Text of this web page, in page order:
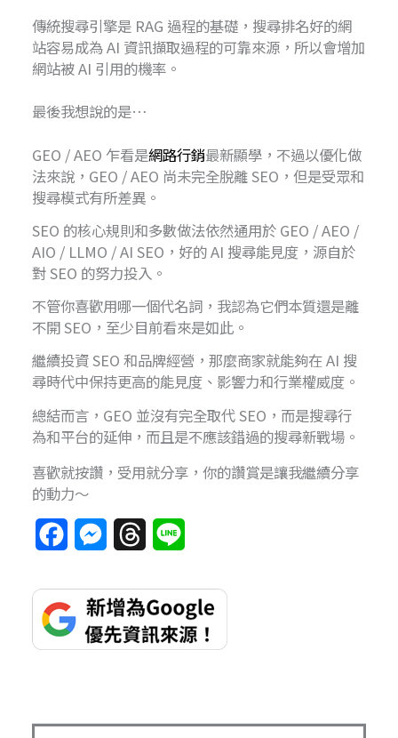
傳統搜尋引擎是 RAG 過程的基礎，搜尋排名好的網
站容易成為 AI 資訊擷取過程的可靠來源，所以會增加
網站被 AI 引用的機率。
最後我想說的是…
GEO / AEO 乍看是網路行銷最新顯學，不過以優化做
法來說，GEO / AEO 尚未完全脫離 SEO，但是受眾和
搜尋模式有所差異。
SEO 的核心規則和多數做法依然通用於 GEO / AEO /
AIO / LLMO / AI SEO，好的 AI 搜尋能見度，源自於
對 SEO 的努力投入。
不管你喜歡用哪一個代名詞，我認為它們本質還是離
不開 SEO，至少目前看來是如此。
繼續投資 SEO 和品牌經營，那麼商家就能夠在 AI 搜
尋時代中保持更高的能見度、影響力和行業權威度。
總結而言，GEO 並沒有完全取代 SEO，而是搜尋行
為和平台的延伸，而且是不應該錯過的搜尋新戰場。
喜歡就按讚，受用就分享，你的讚賞是讓我繼續分享
的動力～
e
o
s
s
g
r
e
s
n
e